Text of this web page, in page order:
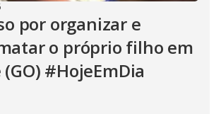
por organizar e
o próprio filho em
#HojeEmDia